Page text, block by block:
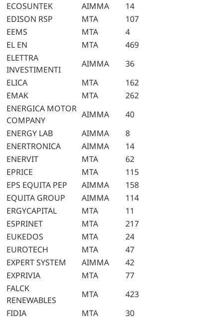
ECOSUNTEK AIMMA
14
EDISON RSP
MTA
107
EEMS
MTA
4
EL EN
MTA
469
ELETTRA
INVESTIMENTI
AIMMA
36
ELICA
MTA
162
EMAK
MTA
262
ENERGICA MOTOR
COMPANY
AIMMA
40
ENERGY LAB
AIMMA
8
ENERTRONICA
AIMMA
14
ENERVIT
MTA
62
EPRICE
MTA
115
EPS EQUITA PEP
AIMMA
158
EQUITA GROUP
AIMMA
114
ERGYCAPITAL
MTA
11
ESPRINET
MTA
217
EUKEDOS
MTA
24
EUROTECH
MTA
47
EXPERT SYSTEM
AIMMA
42
EXPRIVIA
MTA
77
FALCK
RENEWABLES
MTA
423
FIDIA
MTA
30